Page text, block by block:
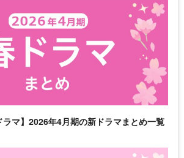
ラマ】2026年4月期の新ドラマまとめ一覧